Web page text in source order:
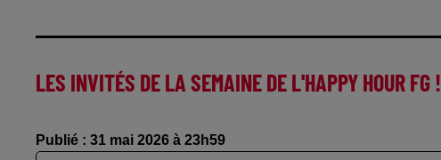
LES INVITÉS DE LA SEMAINE DE L'HAPPY HOUR FG !
Publié : 31 mai 2026 à 23h59